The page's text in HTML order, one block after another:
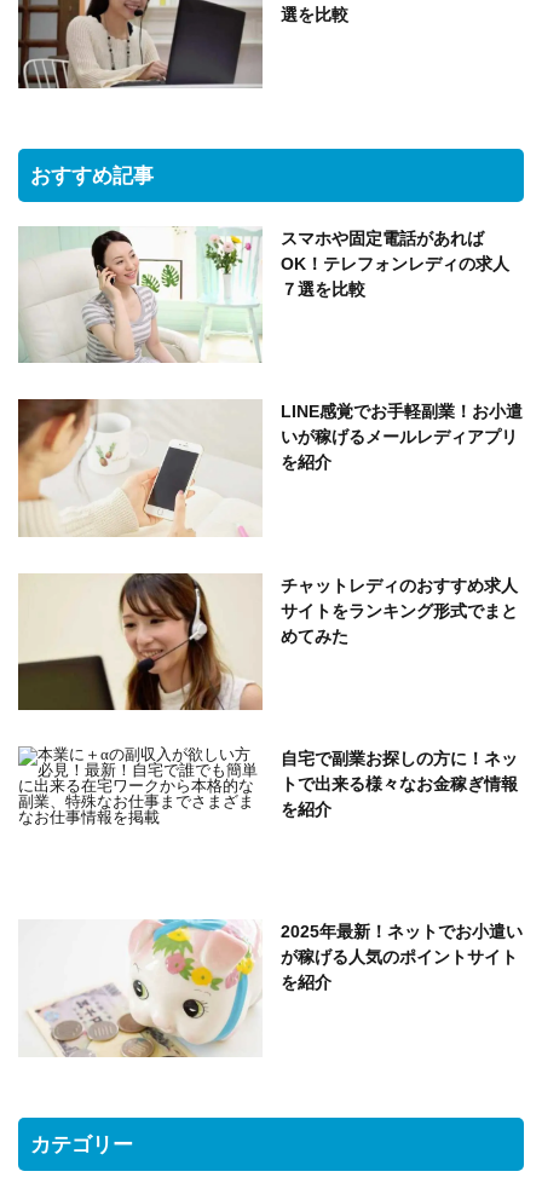
選を比較
おすすめ記事
スマホや固定電話があれば
OK！テレフォンレディの求人
７選を比較
LINE感覚でお手軽副業！お小遣
いが稼げるメールレディアプリ
を紹介
チャットレディのおすすめ求人
サイトをランキング形式でまと
めてみた
自宅で副業お探しの方に！ネッ
トで出来る様々なお金稼ぎ情報
を紹介
2025年最新！ネットでお小遣い
が稼げる人気のポイントサイト
を紹介
カテゴリー